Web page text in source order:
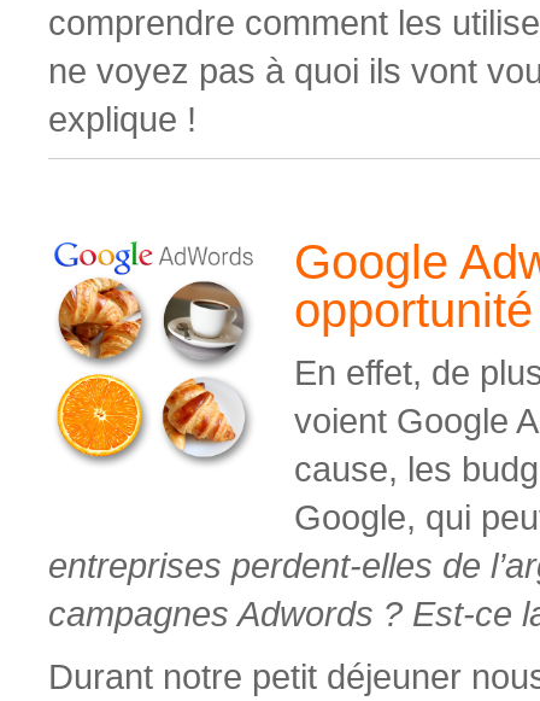
comprendre comment les
ne voyez pas à quoi ils vont
explique !
Google
En effet, de
voient Google
cause, les
Google, qui
entreprises perdent-elles de
campagnes Adwords ? Est-ce
Durant notre petit déjeuner